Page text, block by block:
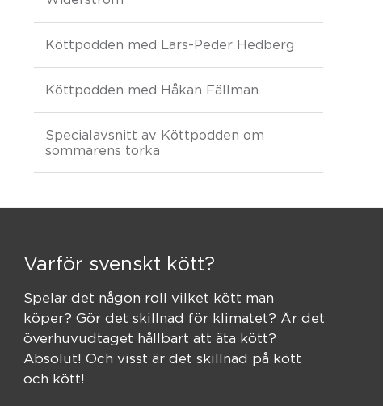
Köttpodden med Lars-Peder Hedberg
Köttpodden med Håkan Fällman
Specialavsnitt av Köttpodden om
sommarens torka
Varför svenskt kött?
Spelar det någon roll vilket kött man
köper? Gör det skillnad för klimatet? Är det
överhuvudtaget hållbart att äta kött?
Absolut! Och visst är det skillnad på kött
och kött!